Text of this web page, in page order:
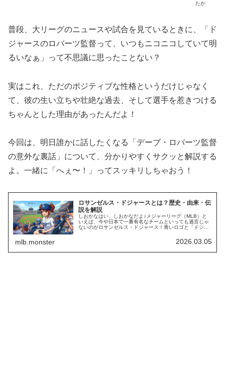
たか
普段、大リーグのニュースや試合を見ているときに、「ド
ジャースのロバーツ監督って、いつもニコニコしていて明
るいなぁ」って不思議に思ったことない？
実はこれ、ただのポジティブな性格というだけじゃなく
て、彼の生い立ちや壮絶な過去、そして選手を惹きつける
ちゃんとした理由があったんだよ！
今回は、明日誰かに話したくなる「デーブ・ロバーツ監督
の意外な裏話」について、分かりやすくサクッと解説する
よ。一緒に「へぇ〜！」ってスッキリしちゃおう！
ロサンゼルス・ドジャースとは？歴史・由来・伝
説を解説
しおかなはい、しおかなだよ♪メジャーリーグ（MLB）と
いえば、今や日本で一番有名なチームといっても過言じゃ
ないのがロサンゼルス・ドジャース！青いロゴと「ドジャ
mlb.monster 2026.03.05